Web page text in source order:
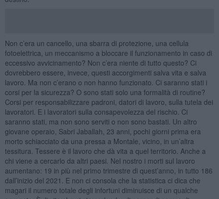
Non c’era un cancello, una sbarra di protezione, una cellula
fotoelettrica, un meccanismo a bloccare il funzionamento in caso di
eccessivo avvicinamento? Non c’era niente di tutto questo? Ci
dovrebbero essere, invece, questi accorgimenti salva vita e salva
lavoro. Ma non c’erano o non hanno funzionato. Ci saranno stati i
corsi per la sicurezza? O sono stati solo una formalità di routine?
Corsi per responsabilizzare padroni, datori di lavoro, sulla tutela dei
lavoratori. E i lavoratori sulla consapevolezza del rischio. Ci
saranno stati, ma non sono serviti o non sono bastati. Un altro
giovane operaio, Sabri Jaballah, 23 anni, pochi giorni prima era
morto schiacciato da una pressa a Montale, vicino, in un’altra
tessitura. Tessere è il lavoro che dà vita a quel territorio. Anche a
chi viene a cercarlo da altri paesi. Nel nostro i morti sul lavoro
aumentano: 19 in più nel primo trimestre di quest’anno, in tutto 186
dall’inizio del 2021. E non ci consola che la statistica ci dica che
magari il numero totale degli infortuni diminuisce di un qualche